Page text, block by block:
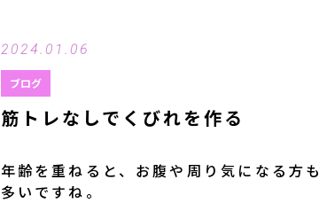
2024.01.06
ブログ
筋トレなしでくびれを作る
年齢を重ねると、お腹や周り気になる方も
多いですね。